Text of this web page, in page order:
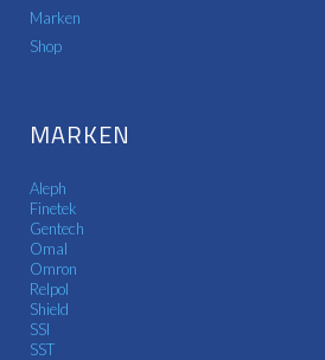
Marken
Shop
MARKEN
Aleph
Finetek
Gentech
Omal
Omron
Relpol
Shield
SSI
SST